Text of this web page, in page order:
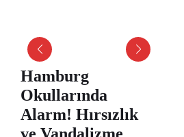
Hamburg
Okullarında
Alarm! Hırsızlık
ve Vandalizme